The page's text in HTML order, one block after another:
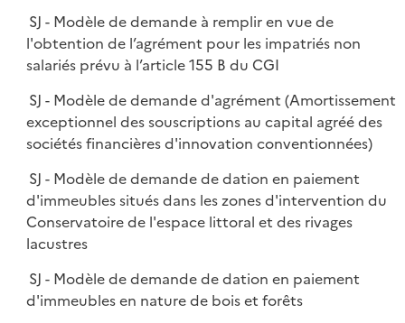
SJ - Modèle de demande à remplir en vue de
l'obtention de l’agrément pour les impatriés non
salariés prévu à l’article 155 B du CGI
SJ - Modèle de demande d'agrément (Amortissement
exceptionnel des souscriptions au capital agréé des
sociétés financières d'innovation conventionnées)
SJ - Modèle de demande de dation en paiement
d'immeubles situés dans les zones d'intervention du
Conservatoire de l'espace littoral et des rivages
lacustres
SJ - Modèle de demande de dation en paiement
d'immeubles en nature de bois et forêts